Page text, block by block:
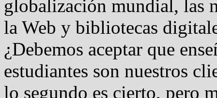
globalización mundial, las
la Web y bibliotecas
¿Debemos aceptar que
estudiantes son nuestros
lo segundo es cierto, pero